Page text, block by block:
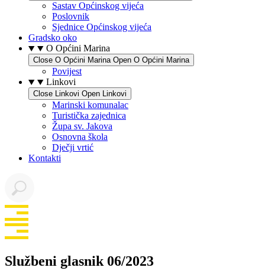
Sastav Općinskog vijeća
Poslovnik
Sjednice Općinskog vijeća
Gradsko oko
O Općini Marina
Close O Općini Marina Open O Općini Marina
Povijest
Linkovi
Close Linkovi Open Linkovi
Marinski komunalac
Turistička zajednica
Župa sv. Jakova
Osnovna škola
Dječji vrtić
Kontakti
Službeni glasnik 06/2023